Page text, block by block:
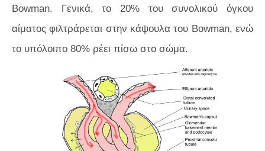
Bowman. Γενικά, το 20% του συνολικού όγκου
αίματος φιλτράρεται στην κάψουλα του Bowman, ενώ
το υπόλοιπο 80% ρέει πίσω στο σώμα.